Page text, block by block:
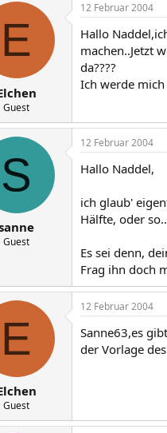
E
Guest
12 Februar 2004
Hallo
machen..Jetzt
da????
Ich werde
S
Guest
12 Februar 2004
Hallo Naddel,
ich glaub'
Hälfte, oder
Es sei denn,
Frag ihn doch
E
Guest
12 Februar 2004
Sanne63,es
der Vorlage